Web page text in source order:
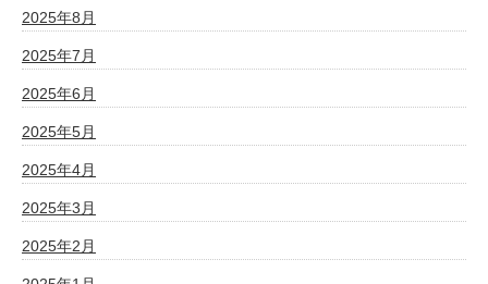
2025年8月
2025年7月
2025年6月
2025年5月
2025年4月
2025年3月
2025年2月